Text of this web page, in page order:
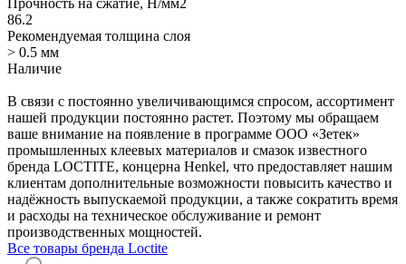
86.2
Рекомендуемая толщина слоя
> 0.5 мм
Наличие
В связи с постоянно увеличивающимся спросом, ассортимент
нашей продукции постоянно растет. Поэтому мы обращаем
ваше внимание на появление в программе ООО «Зетек»
промышленных клеевых материалов и смазок известного
бренда LOCTITE, концерна Henkel, что предоставляет нашим
клиентам дополнительные возможности повысить качество и
надёжность выпускаемой продукции, а также сократить время
и расходы на техническое обслуживание и ремонт
производственных мощностей.
Все товары бренда Loctite